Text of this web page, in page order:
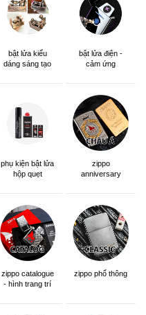
bật lửa kiểu
dáng sáng tạo
bật lửa điện -
cảm ứng
phụ kiện bật lửa
hộp quẹt
zippo
anniversary
zippo catalogue
- hình trang trí
zippo phổ thông